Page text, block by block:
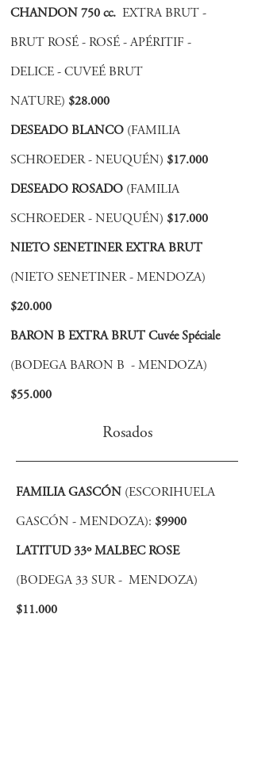
CHANDON 750 cc. EXTRA BRUT -
BRUT ROSÉ - ROSÉ - APÉRITIF -
DELICE - CUVEÉ BRUT
NATURE) $28.000
DESEADO BLANCO (FAMILIA
SCHROEDER - NEUQUÉN) $17.000
DESEADO ROSADO (FAMILIA
SCHROEDER - NEUQUÉN) $17.000
NIETO SENETINER EXTRA BRUT
(NIETO SENETINER - MENDOZA)
$20.000
BARON B EXTRA BRUT Cuvée Spéciale
(BODEGA BARON B - MENDOZA)
$55.000
Rosados
FAMILIA GASCÓN (ESCORIHUELA
GASCÓN - MENDOZA): $9900
LATITUD 33º MALBEC ROSE
(BODEGA 33 SUR - MENDOZA)
$11.000